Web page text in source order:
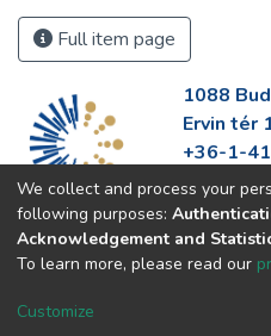
Full item page
1088
Ervin tér
+36-1-
https://
We collect and process your
following purposes:
Acknowledgement and
To learn more, please read our
Customize